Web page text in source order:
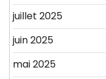
juillet 2025
juin 2025
mai 2025